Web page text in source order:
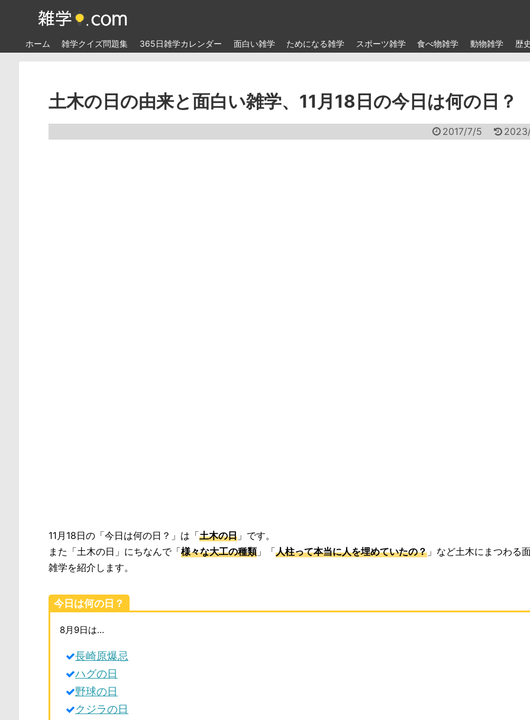
ホーム 雑学クイズ問題集 365日雑学カレンダー 面白い雑学 ためになる雑学 スポーツ雑学 食べ物雑学 動物雑学 歴
土木の日の由来と面白い雑学、11月18日の今日は何の日？
2017/7/5
11月18日の「今日は何の日？」は「土木の日 」です。
また「土木の日」にちなんで「様々な大工の種類」「人柱って本当に人を埋めていたの？ 」など土木にまつわる
雑学を紹介します。
今日は何の日？
8月9日は…
長崎原爆忌
ハグの日
野球の日
クジラの日